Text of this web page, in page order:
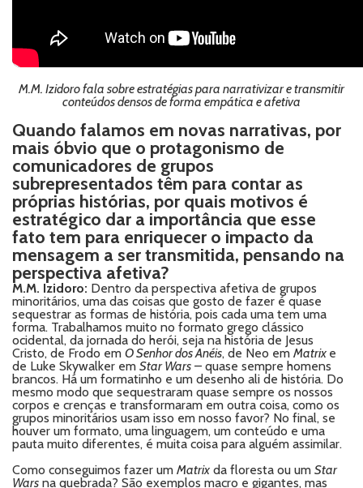
M.M. Izidoro fala sobre estratégias para narrativizar e transmitir
conteúdos densos de forma empática e afetiva
Quando falamos em novas narrativas, por
mais óbvio que o protagonismo de
comunicadores de grupos
subrepresentados têm para contar as
próprias histórias, por quais motivos é
estratégico dar a importância que esse
fato tem para enriquecer o impacto da
mensagem a ser transmitida, pensando na
perspectiva afetiva?
M.M. Izidoro: Dentro da perspectiva afetiva de grupos
minoritários, uma das coisas que gosto de fazer é quase
sequestrar as formas de história, pois cada uma tem uma
forma. Trabalhamos muito no formato grego clássico
ocidental, da jornada do herói, seja na história de Jesus
Cristo, de Frodo em O Senhor dos Anéis, de Neo em Matrix e
de Luke Skywalker em Star Wars – quase sempre homens
brancos. Há um formatinho e um desenho ali de história. Do
mesmo modo que sequestraram quase sempre os nossos
corpos e crenças e transformaram em outra coisa, como os
grupos minoritários usam isso em nosso favor? No final, se
houver um formato, uma linguagem, um conteúdo e uma
pauta muito diferentes, é muita coisa para alguém assimilar.
Como conseguimos fazer um Matrix da floresta ou um Star
Wars na quebrada? São exemplos macro e gigantes, mas